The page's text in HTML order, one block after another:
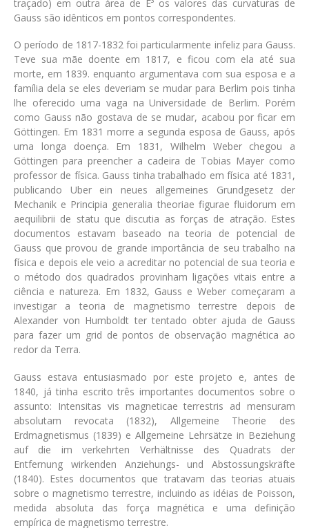
traçado) em outra área de E³ os valores das curvaturas de
Gauss são idênticos em pontos correspondentes.
O período de 1817-1832 foi particularmente infeliz para Gauss.
Teve sua mãe doente em 1817, e ficou com ela até sua
morte, em 1839. enquanto argumentava com sua esposa e a
família dela se eles deveriam se mudar para Berlim pois tinha
lhe oferecido uma vaga na Universidade de Berlim. Porém
como Gauss não gostava de se mudar, acabou por ficar em
Göttingen. Em 1831 morre a segunda esposa de Gauss, após
uma longa doença. Em 1831, Wilhelm Weber chegou a
Göttingen para preencher a cadeira de Tobias Mayer como
professor de física. Gauss tinha trabalhado em física até 1831,
publicando Uber ein neues allgemeines Grundgesetz der
Mechanik e Principia generalia theoriae figurae fluidorum em
aequilibrii de statu que discutia as forças de atração. Estes
documentos estavam baseado na teoria de potencial de
Gauss que provou de grande importância de seu trabalho na
física e depois ele veio a acreditar no potencial de sua teoria e
o método dos quadrados provinham ligações vitais entre a
ciência e natureza. Em 1832, Gauss e Weber começaram a
investigar a teoria de magnetismo terrestre depois de
Alexander von Humboldt ter tentado obter ajuda de Gauss
para fazer um grid de pontos de observação magnética ao
redor da Terra.
Gauss estava entusiasmado por este projeto e, antes de
1840, já tinha escrito três importantes documentos sobre o
assunto: Intensitas vis magneticae terrestris ad mensuram
absolutam revocata (1832), Allgemeine Theorie des
Erdmagnetismus (1839) e Allgemeine Lehrsätze in Beziehung
auf die im verkehrten Verhältnisse des Quadrats der
Entfernung wirkenden Anziehungs- und Abstossungskräfte
(1840). Estes documentos que tratavam das teorias atuais
sobre o magnetismo terrestre, incluindo as idéias de Poisson,
medida absoluta das força magnética e uma definição
empírica de magnetismo terrestre.